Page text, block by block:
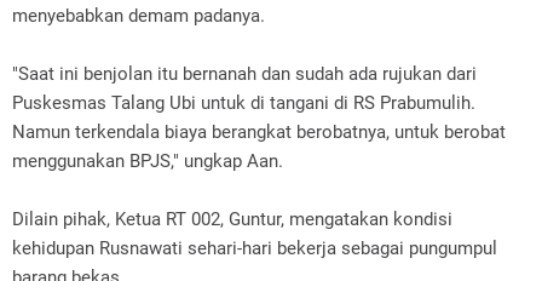
menyebabkan demam padanya.
"Saat ini benjolan itu bernanah dan sudah ada rujukan dari
Puskesmas Talang Ubi untuk di tangani di RS Prabumulih.
Namun terkendala biaya berangkat berobatnya, untuk berobat
menggunakan BPJS," ungkap Aan.
Dilain pihak, Ketua RT 002, Guntur, mengatakan kondisi
kehidupan Rusnawati sehari-hari bekerja sebagai pungumpul